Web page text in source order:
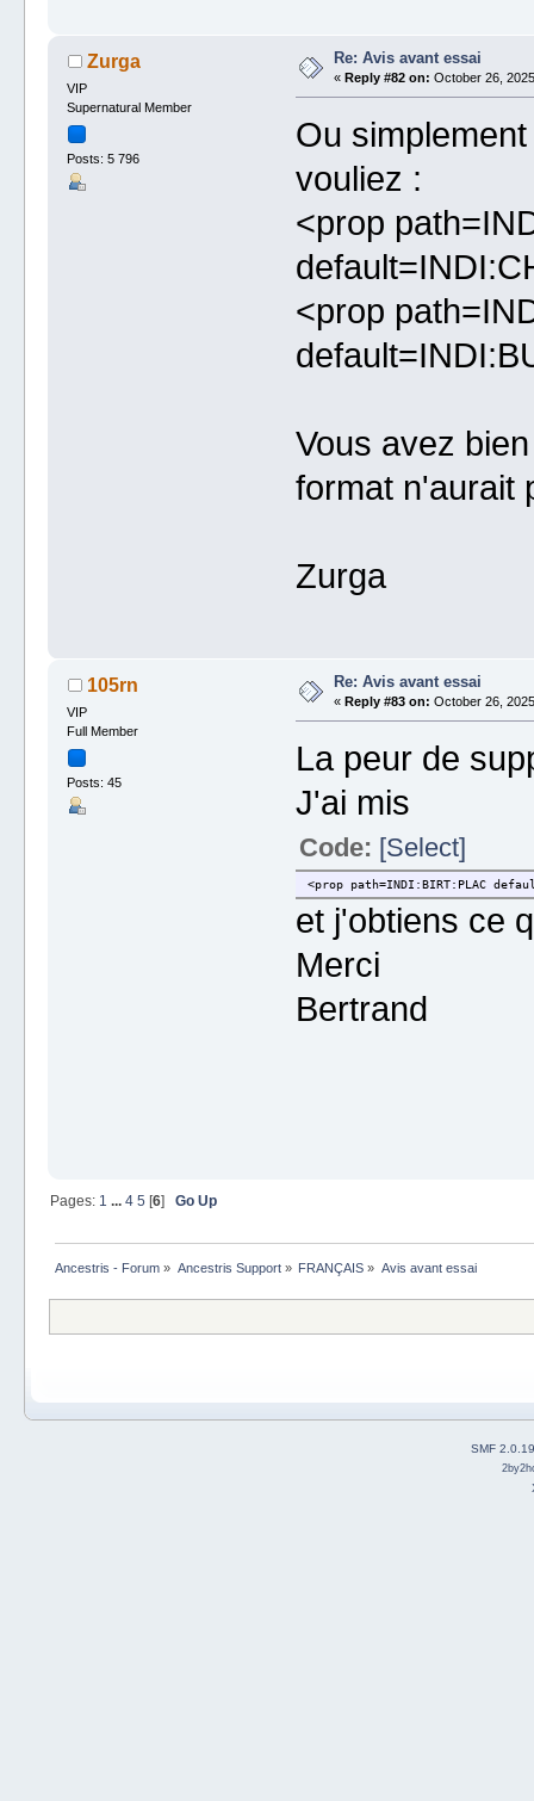
Zurga
VIP
Supernatural Member
Posts: 5 796
Re: Avis avant essai
«Reply #82 on: October 26,
Ou
vouliez :
<prop
<prop
Vous avez
format n'aurait
Zurga
105rn
VIP
Full Member
Posts: 45
Re: Avis avant essai
«Reply #83 on: October 26,
La peur de
J'ai mis
Code: [Select]
<prop path=INDI:BIRT:PLAC
et j'obtiens ce
Merci
Bertrand
Pages: 1 ... 4 5 [6] Go Up
Ancestris - Forum » Ancestris Support» FRANÇAIS » Avis avant essai
SMF 2.0.19